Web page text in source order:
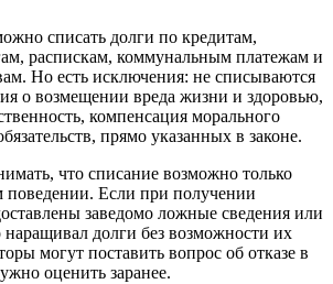
списать долги по кредитам,
распискам, коммунальным платежам и
Но есть исключения: не списываются
о возмещении вреда жизни и здоровью,
компенсация морального
прямо указанных в законе.
что списание возможно только
поведении. Если при получении
заведомо ложные сведения или
долги без возможности их
могут поставить вопрос об отказе в
оценить заранее.